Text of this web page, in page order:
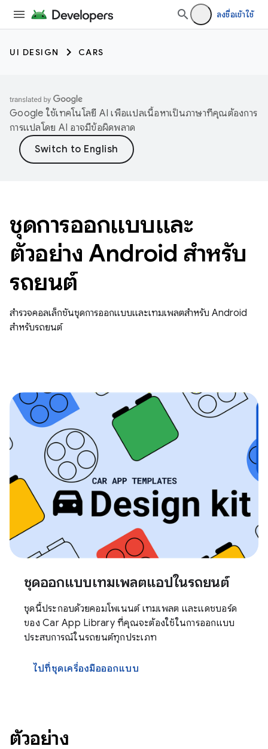
ลงชื่อเข้าใช้
UI DESIGN CARS
Google ใช้เทคโนโลยี AI เพื่อแปลเนื้อหาเป็นภาษาที่คุณต้องการ
การแปลโดย AI อาจมีข้อผิดพลาด
ชุดการออกแบบและ
ตัวอย่าง Android สำหรับ
รถยนต์
สำรวจคอลเล็กชันชุดการออกแบบและเทมเพลตสำหรับ Android
สำหรับรถยนต์
ชุดออกแบบเทมเพลตแอปในรถยนต์
ชุดนี้ประกอบด้วยคอมโพเนนต์ เทมเพลต และแดชบอร์ด
ของ Car App Library ที่คุณจะต้องใช้ในการออกแบบ
ประสบการณ์ในรถยนต์ทุกประเภท
ไปที่ชุดเครื่องมือออกแบบ
ตัวอย่าง